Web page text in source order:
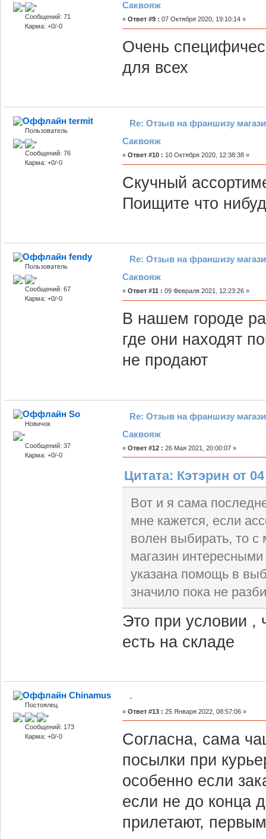
Сообщений: 71
Карма: +0/-0
Саквояж
« Ответ #9 : 07 Октября 2020, 19:10:14 »
Очень
для всех
termit
Пользователь
Сообщений: 76
Карма: +0/-0
Re: Отзыв на франшизу
Саквояж
« Ответ #10 : 10 Октября 2020, 12:38:38 »
Скучный
Поищите что
fendy
Пользователь
Сообщений: 67
Карма: +0/-0
Re: Отзыв на франшизу
Саквояж
« Ответ #11 : 09 Февраля 2021, 12:23:26 »
В нашем городе
где они находят
не продают
So
Новичок
Сообщений: 37
Карма: +0/-0
Re: Отзыв на франшизу
Саквояж
« Ответ #12 : 26 Мая 2021, 20:00:07 »
Цитата: Кэтэрин от
Вот и я сама
мне кажется, если
волен выбирать, то с
магазин
указана помощь в
значило пока не
Это при условии ,
есть на складе
Chinamus
Постоялец
Сообщений: 173
Карма: +0/-0
-
« Ответ #13 : 25 Января 2022, 08:57:06 »
Согласна, сама
посылки при
особенно если
если не до конца
прилетают,